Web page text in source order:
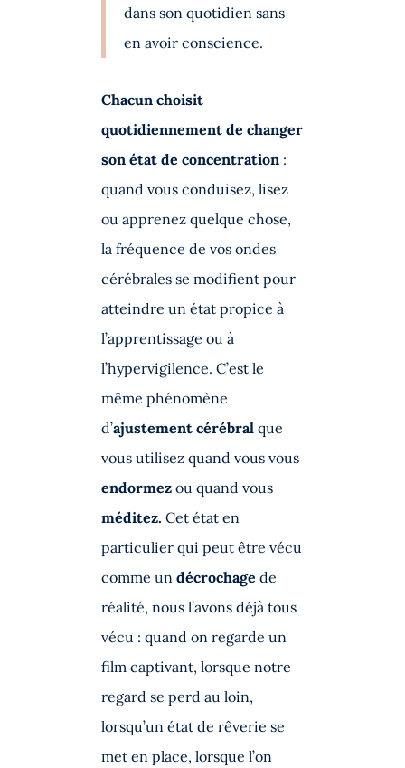
dans son quotidien sans
en avoir conscience.
Chacun choisit
quotidiennement de changer
son état de concentration :
quand vous conduisez, lisez
ou apprenez quelque chose,
la fréquence de vos ondes
cérébrales se modifient pour
atteindre un état propice à
l’apprentissage ou à
l’hypervigilence. C’est le
même phénomène
d’ajustement cérébral que
vous utilisez quand vous vous
endormez ou quand vous
méditez. Cet état en
particulier qui peut être vécu
comme un décrochage de
réalité, nous l’avons déjà tous
vécu : quand on regarde un
film captivant, lorsque notre
regard se perd au loin,
lorsqu’un état de rêverie se
met en place, lorsque l’on